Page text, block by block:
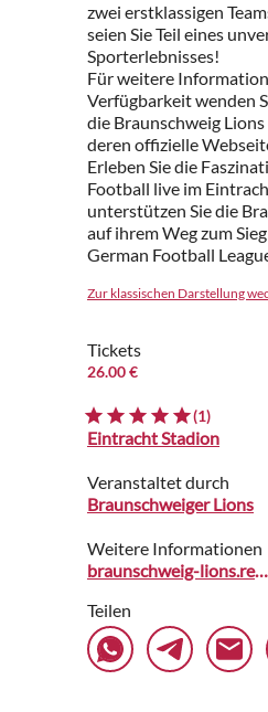
zwei erstklassigen
seien Sie Teil eines
Sporterlebnisses!
Für weitere
Verfügbarkeit wenden
die Braunschweig
deren offizielle
Erleben Sie die
Football live im
unterstützen Sie die
auf ihrem Weg zum
German Football
Zur klassischen Darstellung
Tickets
26.00 €
(1)
Eintracht Stadion
Veranstaltet durch
Braunschweiger Lions
Weitere Informationen
braunschweig-lions.reservix.de
Teilen